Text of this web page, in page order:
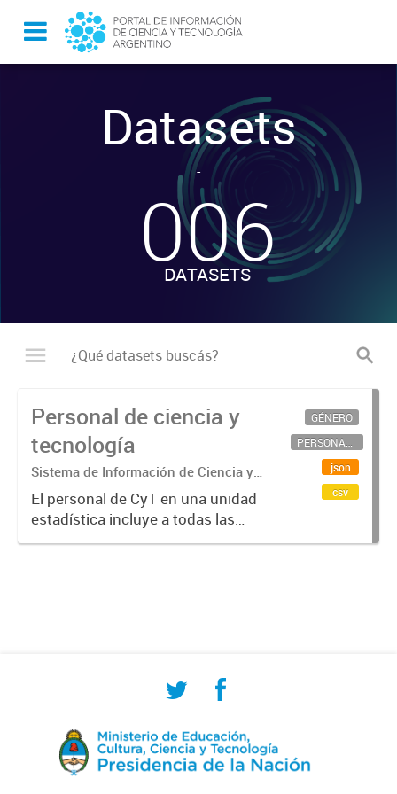
Datasets
-
006
DATASETS
Personal de ciencia y
tecnología
Sistema de Información de Ciencia y
Tecnología Argentino (SICYTAR)
El personal de CyT en una unidad
estadística incluye a todas las
personas involucradas
GÉNERO
PERSONAL CIENTÍFICO-TECNOLÓGICO
json
csv